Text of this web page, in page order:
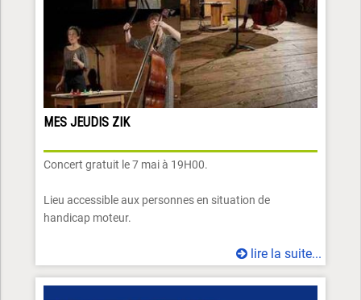
MES JEUDIS ZIK
Concert gratuit le 7 mai à 19H00.
Lieu accessible aux personnes en situation de
handicap moteur.
lire la suite...